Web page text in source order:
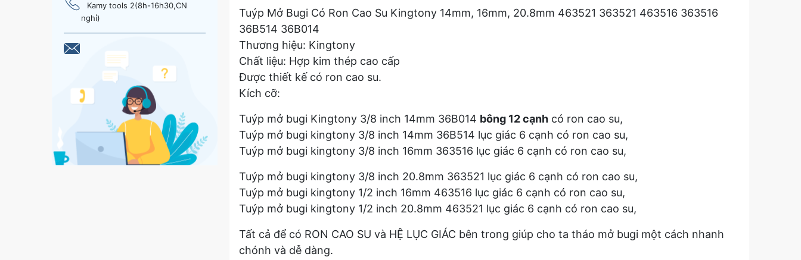
Tuýp Mở Bugi Có Ron Cao Su Kingtony 14mm, 16mm, 20.8mm 463521 363521 463516 363516
36B514 36B014
Thương hiệu: Kingtony
Chất liệu: Hợp kim thép cao cấp
Được thiết kế có ron cao su.
Kích cỡ:
Tuýp mở bugi Kingtony 3/8 inch 14mm 36B014 bông 12 cạnhcó ron cao su,
Tuýp mở bugi kingtony 3/8 inch 14mm 36B514 lục giác 6 cạnh có ron cao su,
Tuýp mở bugi kingtony 3/8 inch 16mm 363516 lục giác 6 cạnh có ron cao su,
Tuýp mở bugi kingtony 3/8 inch 20.8mm 363521 lục giác 6 cạnh có ron cao su,
Tuýp mở bugi kingtony 1/2 inch 16mm 463516 lục giác 6 cạnh có ron cao su,
Tuýp mở bugi kingtony 1/2 inch 20.8mm 463521 lục giác 6 cạnh có ron cao su,
Tất cả để có RON CAO SU và HỆ LỤC GIÁC bên trong giúp cho ta tháo mở bugi một cách nhanh
chónh và dễ dàng.
Kamy tools 2(8h-16h30,CN
nghỉ)